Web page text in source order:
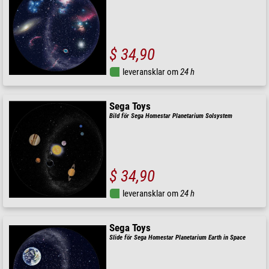
$ 34,90
leveransklar om24 h
Sega Toys
Bild för Sega Homestar Planetarium Solsystem
$ 34,90
leveransklar om24 h
Sega Toys
Slide för Sega Homestar Planetarium Earth in Space